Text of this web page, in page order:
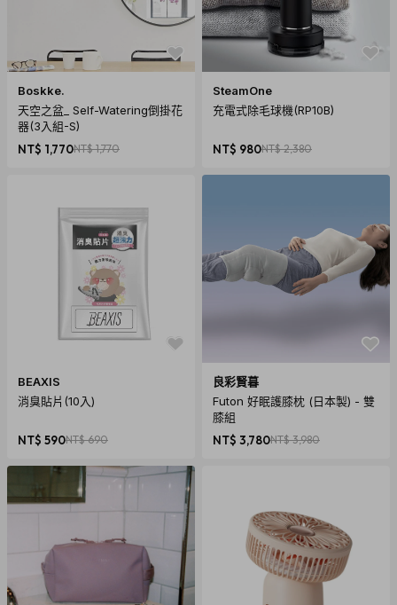
Boskke.
天空之盆_ Self-Watering倒掛花
器(3入組-S)
NT$ 1,770NT$ 1,770
SteamOne
充電式除毛球機(RP10B)
NT$ 980NT$ 2,380
BEAXIS
消臭貼片(10入)
NT$ 590NT$ 690
良彩賢暮
Futon 好眠護膝枕 (日本製) - 雙
膝組
NT$ 3,780NT$ 3,980